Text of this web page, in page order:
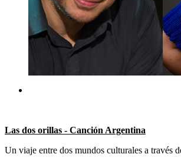
Las dos orillas - Canción Argentina
Un viaje entre dos mundos culturales a través